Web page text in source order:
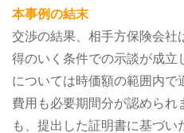
本事例の結末
交渉の結果、相手方保険会社
得のいく条件での示談が成立
については時価額の範囲内
費用も必要期間分が認められ
も、提出した証明書に基づ